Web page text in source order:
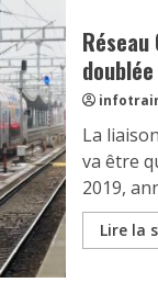
La
va être
2019,
Lire la